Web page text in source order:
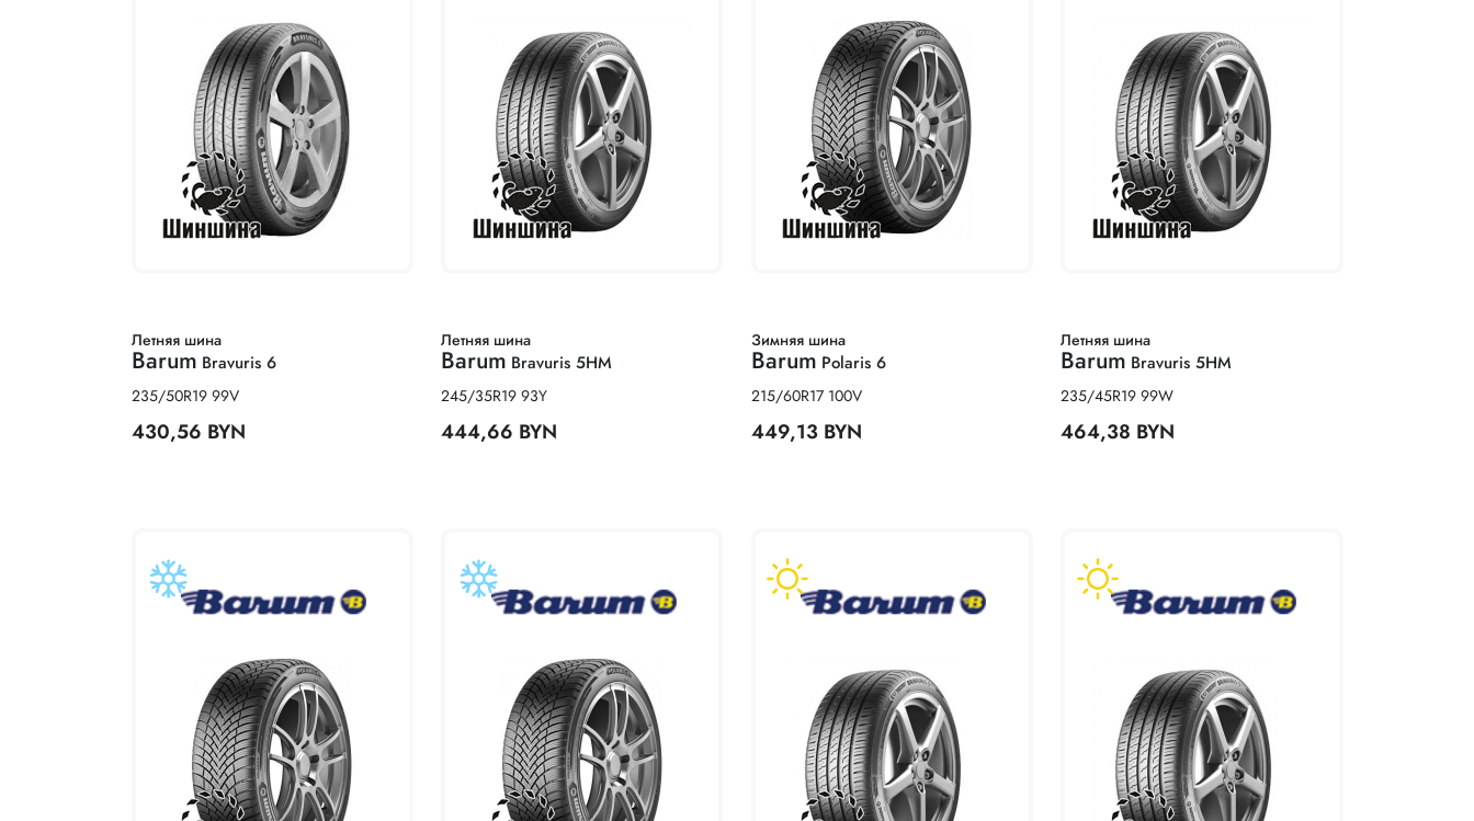
Летняя шина
Barum Bravuris 6
235/50R19 99V
430,56 BYN
Летняя шина
Barum Bravuris 5HM
245/35R19 93Y
444,66 BYN
Зимняя шина
Barum Polaris 6
215/60R17 100V
449,13 BYN
Летняя шина
Barum Bravuris 5HM
235/45R19 99W
464,38 BYN